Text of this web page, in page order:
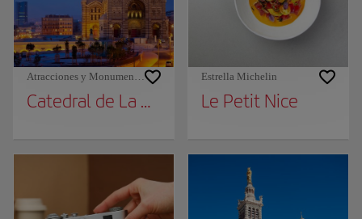
Atracciones y Monumentos
Catedral de La Major
Estrella Michelin
Le Petit Nice